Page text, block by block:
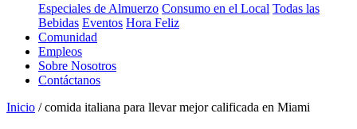
Especiales de Almuerzo Consumo en el Local Todas las
Bebidas Eventos Hora Feliz
Comunidad
Empleos
Sobre Nosotros
Contáctanos
Inicio / comida italiana para llevar mejor calificada en Miami